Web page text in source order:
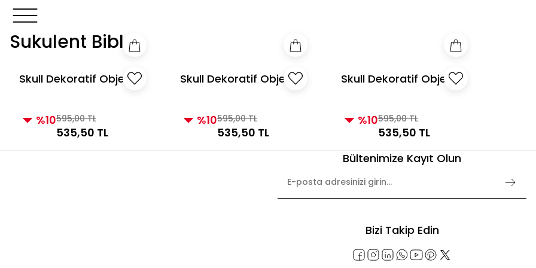
3000 TL ve Üzeri Alışverişlerde Kargo Bedava!
3000 TL ve Üzeri
3000 TL ve Üzeri Alışverişlerde Kargo Bedava!
Sukulent Biblo
Skull Dekoratif Obje
%10595,00 TL
535,50 TL
Skull Dekoratif Obje
%10595,00 TL
535,50 TL
Skull Dekoratif Obje
%10595,00 TL
535,50 TL
Bültenimize Kayıt Olun
Bizi Takip Edin